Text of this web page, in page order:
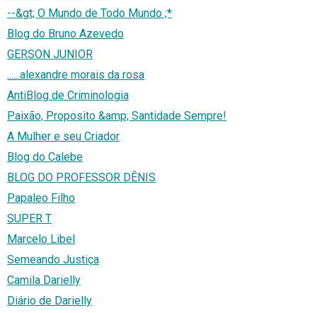
--&gt; O Mundo de Todo Mundo ;*
Blog do Bruno Azevedo
GERSON JUNIOR
......alexandre morais da rosa
AntiBlog de Criminologia
Paixão, Proposito &amp; Santidade Sempre!
A Mulher e seu Criador
Blog do Calebe
BLOG DO PROFESSOR DÊNIS
Papaleo Filho
SUPER T
Marcelo Libel
Semeando Justiça
Camila Darielly
Diário de Darielly